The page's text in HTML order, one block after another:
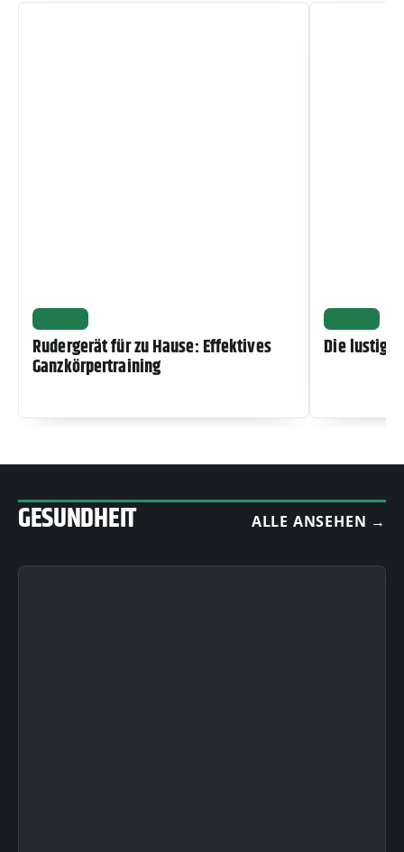
Rudergerät für zu Hause: Effektives
Ganzkörpertraining
Die
GESUNDHEIT ALLE ANSEHEN →